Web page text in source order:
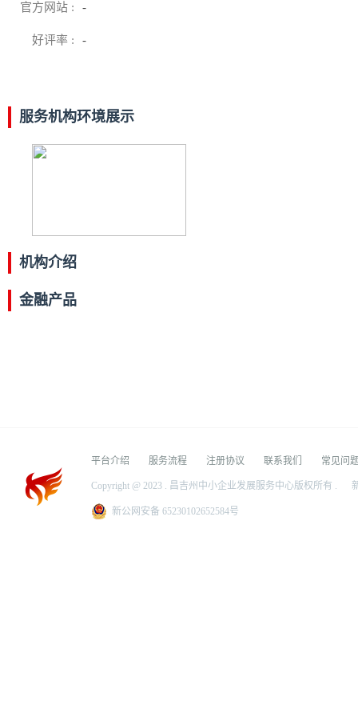
官方网站 : -
好评率 : -
服务机构环境展示
机构介绍
金融产品
平台介绍 服务流程 注册协议 联系我们 常见问
Copyright @ 2023 . 昌吉州中小企业发展服务中心版权所有 .
新公网安备 65230102652584号